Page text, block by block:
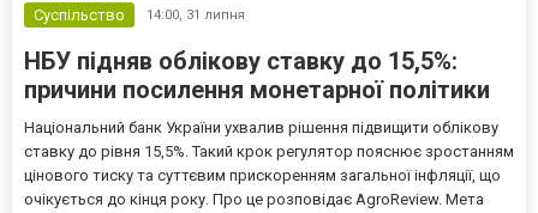
Суспільство 14:00, 31 липня
НБУ підняв облікову ставку до 15,5%:
причини посилення монетарної політики
Національний банк України ухвалив рішення підвищити облікову
ставку до рівня 15,5%. Такий крок регулятор пояснює зростанням
цінового тиску та суттєвим прискоренням загальної інфляції, що
очікується до кінця року. Про це розповідає AgroReview. Мета